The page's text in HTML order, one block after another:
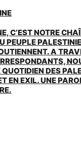
C’EST NOTRE
PEUPLE
A
DES
EN EXIL. UNE